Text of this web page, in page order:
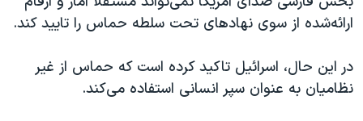
ارائه‌شده از سوی نهادهای تحت سلطه حماس را تایید کند.
در این حال، اسرائیل تاکید کرده است که حماس از غیر
نظامیان به عنوان سپر انسانی استفاده می‌کند.